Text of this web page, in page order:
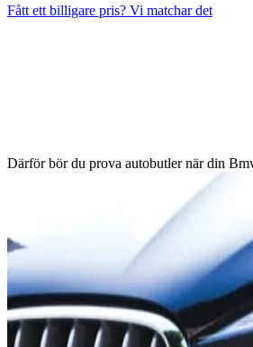
Fått ett billigare pris? Vi matchar det
Därför bör du prova autobutler när din